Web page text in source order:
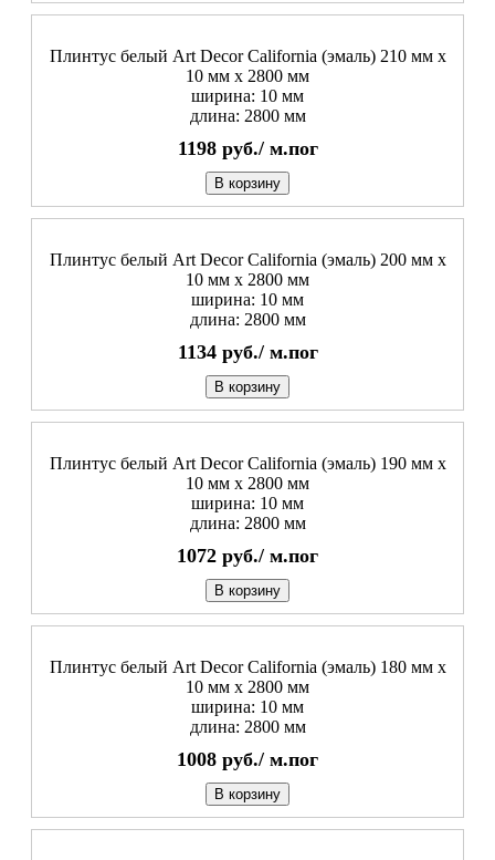
Плинтус белый Art Decor California (эмаль) 210 мм х
10 мм х 2800 мм
ширина: 10 мм
длина: 2800 мм
1198 руб./ м.пог
В корзину
Плинтус белый Art Decor California (эмаль) 200 мм х
10 мм х 2800 мм
ширина: 10 мм
длина: 2800 мм
1134 руб./ м.пог
В корзину
Плинтус белый Art Decor California (эмаль) 190 мм х
10 мм х 2800 мм
ширина: 10 мм
длина: 2800 мм
1072 руб./ м.пог
В корзину
Плинтус белый Art Decor California (эмаль) 180 мм х
10 мм х 2800 мм
ширина: 10 мм
длина: 2800 мм
1008 руб./ м.пог
В корзину